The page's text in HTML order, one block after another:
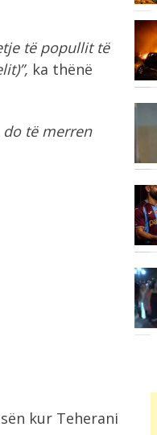
të popullit të
ka thënë
do të merren
kur Teherani
Kuvendi i Kosovës